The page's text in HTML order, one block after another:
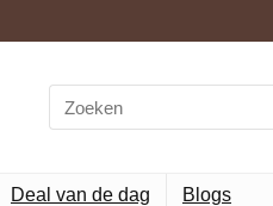
Search
for:
Deal van de dag Blogs